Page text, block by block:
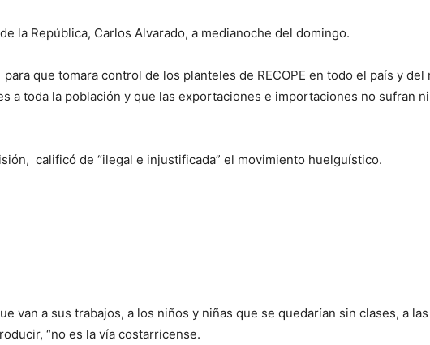
la República, Carlos Alvarado, a medianoche del domingo.
que tomara control de los planteles de RECOPE en todo el país y del
a toda la población y que las exportaciones e importaciones no sufran
calificó de “ilegal e injustificada” el movimiento huelguístico.
van a sus trabajos, a los niños y niñas que se quedarían sin clases, a
“no es la vía costarricense.